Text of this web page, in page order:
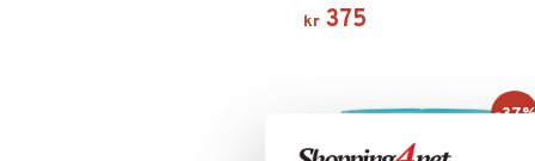
kr 375
-37%